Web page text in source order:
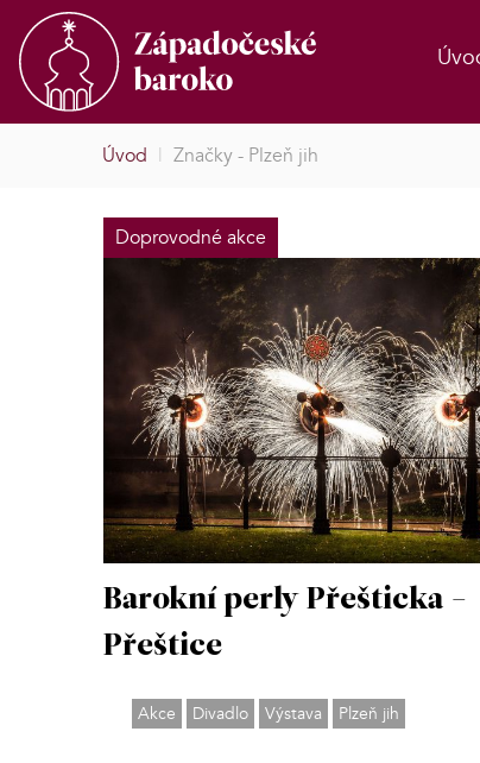
Úvod | Značky - Plzeň jih
Doprovodné akce
Barokní perly Přešticka -
Přeštice
Akce Divadlo Výstava Plzeň jih